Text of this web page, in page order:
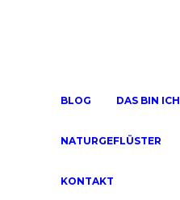
BLOG DAS BIN ICH
NATURGEFLÜSTER
KONTAKT